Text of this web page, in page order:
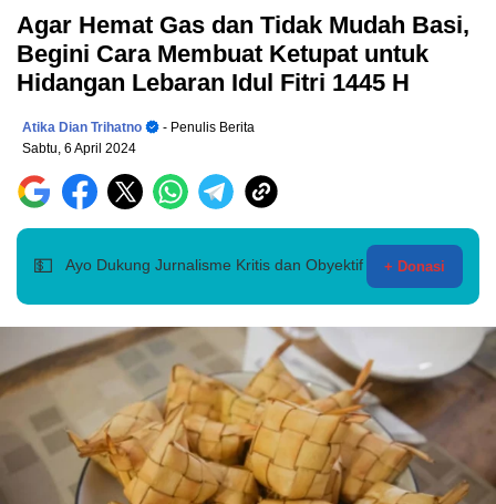
Agar Hemat Gas dan Tidak Mudah Basi,
Begini Cara Membuat Ketupat untuk
Hidangan Lebaran Idul Fitri 1445 H
Atika Dian Trihatno
- Penulis Berita
Sabtu, 6 April 2024
💵 Ayo Dukung Jurnalisme Kritis dan Obyektif + Donasi